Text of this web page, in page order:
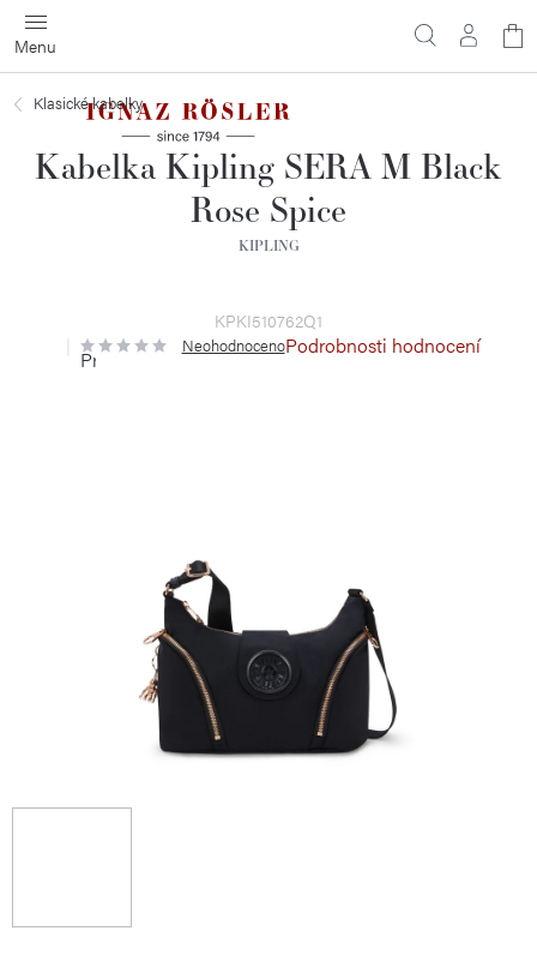
Přejít
na
obsah
Klasické kabelky
Kabelka Kipling SERA M Black
Rose Spice
KIPLING
KPKI510762Q1
Průměrné
hodnocení
NeohodnocenoPodrobnosti hodnocení